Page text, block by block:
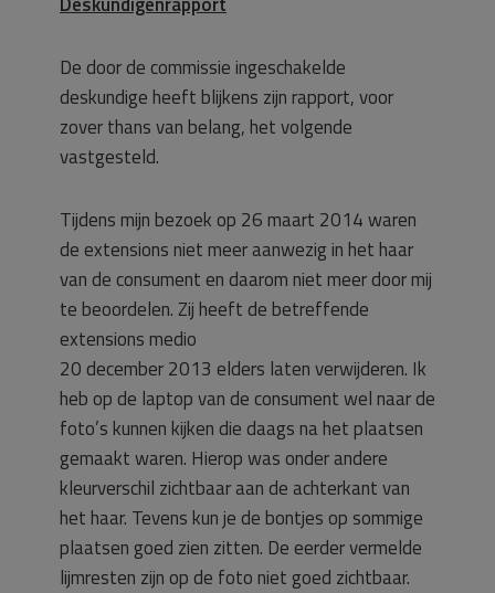
De door de commissie ingeschakelde
deskundige heeft blijkens zijn rapport, voor
zover thans van belang, het volgende
vastgesteld.
Tijdens mijn bezoek op 26 maart 2014 waren
de extensions niet meer aanwezig in het haar
van de consument en daarom niet meer door mij
te beoordelen. Zij heeft de betreffende
extensions medio
20 december 2013 elders laten verwijderen. Ik
heb op de laptop van de consument wel naar de
foto’s kunnen kijken die daags na het plaatsen
gemaakt waren. Hierop was onder andere
kleurverschil zichtbaar aan de achterkant van
het haar. Tevens kun je de bontjes op sommige
plaatsen goed zien zitten. De eerder vermelde
lijmresten zijn op de foto niet goed zichtbaar.